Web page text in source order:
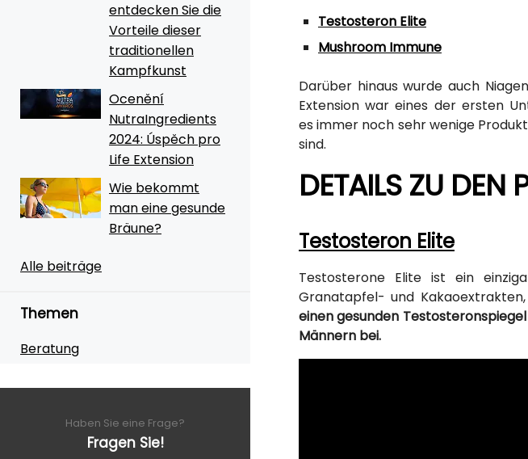
entdecken Sie die
Vorteile dieser
traditionellen
Kampfkunst
Ocenění
NutraIngredients
2024: Úspěch pro
Life Extension
Wie bekommt
man eine gesunde
Bräune?
Alle beiträge
Themen
Beratung
Haben Sie eine Frage?
Fragen Sie!
Testosteron Elite
Mushroom Immune
Darüber hinaus wurde auch
Extension war eines der ersten
es immer noch sehr wenige
sind.
DETAILS ZU DEN
Testosteron Elite
Testosterone Elite ist ein
Granatapfel- und
einen gesunden
Männern bei.